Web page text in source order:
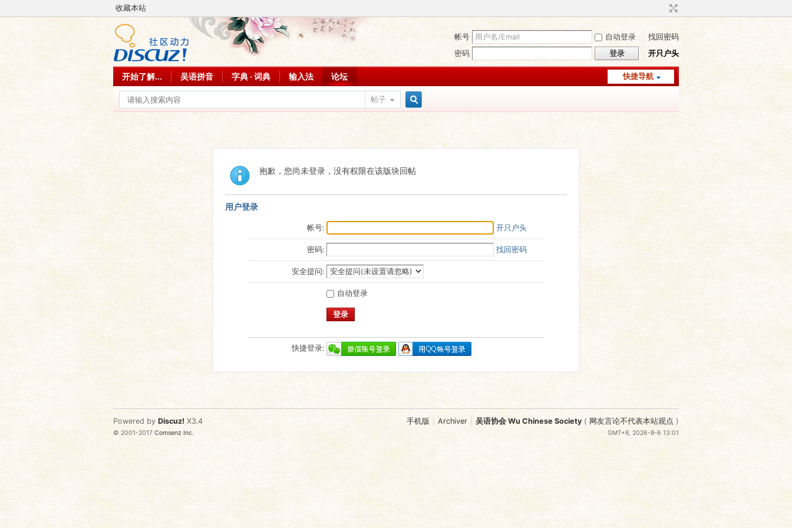
收藏本站
帐号 自动登录
找回密码
密码
登录 开只户头
快捷导航
开始了解... 吴语拼音 字典 · 词典 输入法 论坛
帖子
索
抱歉，您尚未登录，没有权限在该版块回帖
用户登录
帐号: 开只户头
密码: 找回密码
安全提问:
自动登录
登录
快捷登录:
手机版 Archiver 吴语协会 Wu Chinese Society ( 网友言论不代表本站观点 )
GMT+8, 2026-8-6 13:01
Powered by Discuz! X3.4
© 2001-2017Comsenz Inc.